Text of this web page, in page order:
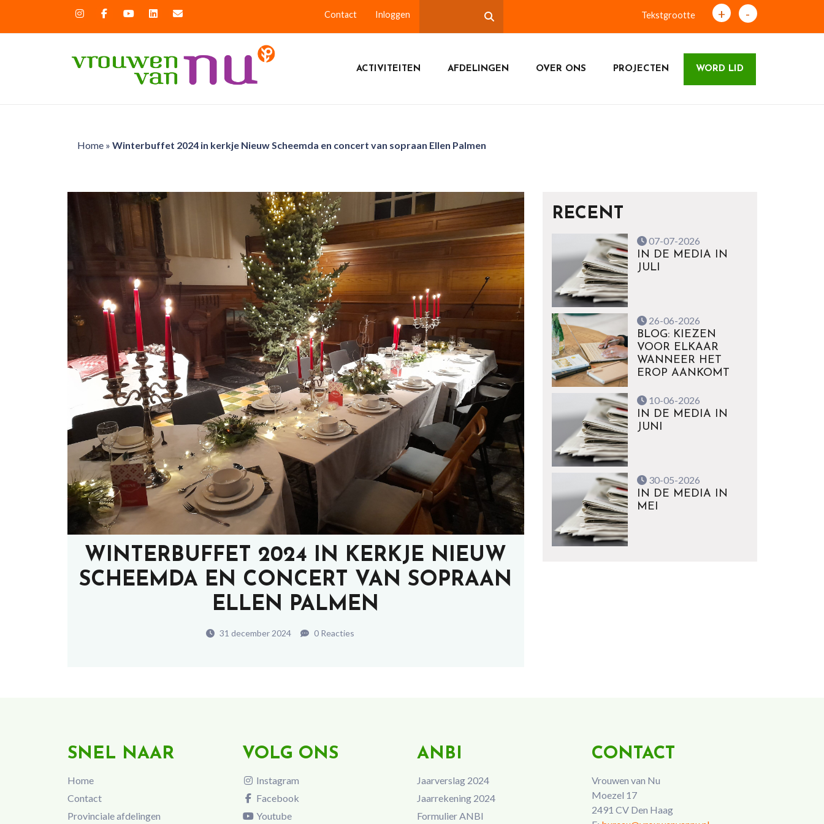
Contact Inloggen Tekstgrootte + -
ACTIVITEITEN AFDELINGEN OVER ONS PROJECTEN WORD LID
Home» Winterbuffet 2024 in kerkje Nieuw Scheemda en concert van sopraan Ellen Palmen
WINTERBUFFET 2024 IN KERKJE NIEUW
SCHEEMDA EN CONCERT VAN SOPRAAN
ELLEN PALMEN
31 december 2024 0 Reacties
RECENT
07-07-2026
IN DE MEDIA IN
JULI
26-06-2026
BLOG: KIEZEN
VOOR ELKAAR
WANNEER HET
EROP AANKOMT
10-06-2026
IN DE MEDIA IN
JUNI
30-05-2026
IN DE MEDIA IN
MEI
SNEL NAAR
Home
Contact
Provinciale afdelingen
VOLG ONS
Instagram
Facebook
Youtube
ANBI
Jaarverslag 2024
Jaarrekening 2024
Formulier ANBI
CONTACT
Vrouwen van Nu
Moezel 17
2491 CV Den Haag